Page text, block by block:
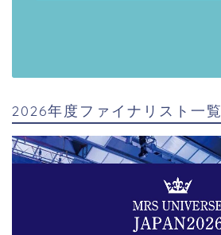
2026年度ファイナリスト一覧